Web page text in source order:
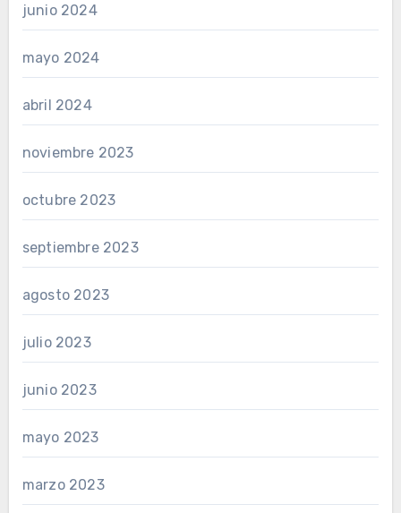
junio 2024
mayo 2024
abril 2024
noviembre 2023
octubre 2023
septiembre 2023
agosto 2023
julio 2023
junio 2023
mayo 2023
marzo 2023